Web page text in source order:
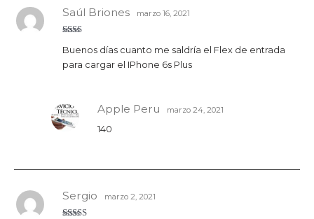
rado
2de
Saúl Briones marzo 16, 2021
Buenos días cuanto me saldría el Flex de entrada
para cargar el IPhone 6s Plus
Apple Peru marzo 24, 2021
140
Sergio marzo 2, 2021